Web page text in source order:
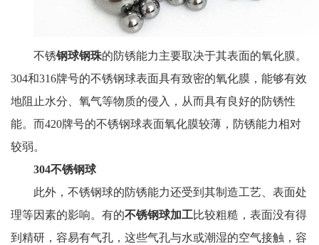
不锈钢球钢珠的防锈能力主要取决于其表面的氧化膜。
304和316牌号的不锈钢球表面具有致密的氧化膜，能够有效
地阻止水分、氧气等物质的侵入，从而具有良好的防锈性
能。而420牌号的不锈钢球表面氧化膜较薄，防锈能力相对
较弱。
304不锈钢球
此外，不锈钢球的防锈能力还受到其制造工艺、表面处
理等因素的影响。有的不锈钢球加工比较粗糙，表面没有得
到精研，容易有气孔，这些气孔与水或潮湿的空气接触，容